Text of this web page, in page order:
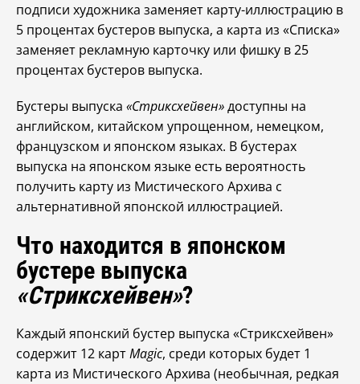
подписи художника заменяет карту-иллюстрацию в
5 процентах бустеров выпуска, а карта из «Списка»
заменяет рекламную карточку или фишку в 25
процентах бустеров выпуска.
Бустеры выпуска «Стриксхейвен»доступны на
английском, китайском упрощенном, немецком,
французском и японском языках. В бустерах
выпуска на японском языке есть вероятность
получить карту из Мистического Архива с
альтернативной японской иллюстрацией.
Что находится в японском
бустере выпуска
«Стриксхейвен»?
Каждый японский бустер выпуска «Стриксхейвен»
содержит 12 картMagic, среди которых будет 1
карта из Мистического Архива (необычная, редкая